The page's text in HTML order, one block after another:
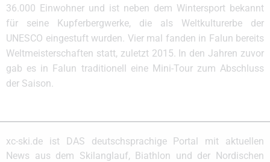
36.000 Einwohner und ist neben dem Wintersport bekannt
für seine Kupferbergwerke, die als Weltkulturerbe der
UNESCO eingestuft wurden. Vier mal fanden in Falun bereits
Weltmeisterschaften statt, zuletzt 2015. In den Jahren zuvor
gab es in Falun traditionell eine Mini-Tour zum Abschluss
der Saison.
xc-ski.de ist DAS deutschsprachige Portal mit aktuellen
News aus dem Skilanglauf, Biathlon und der Nordischen